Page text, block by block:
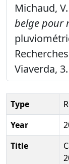
Michaud,
belge pour
Viaverda, 3.
Type
Year
Title